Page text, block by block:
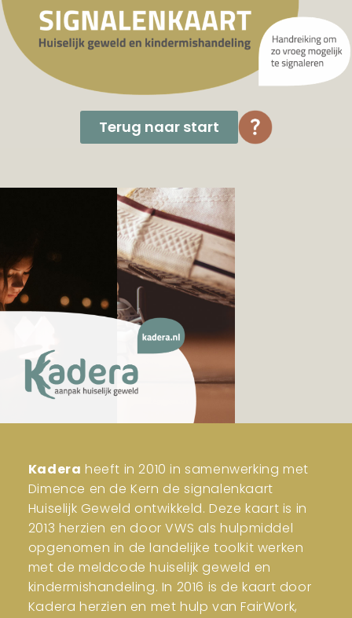
Terug naar start
Kadera heeft in 2010 in samenwerking met
Dimence en de Kern de signalenkaart
Huiselijk Geweld ontwikkeld. Deze kaart is in
2013 herzien en door VWS als hulpmiddel
opgenomen in de landelijke toolkit werken
met de meldcode huiselijk geweld en
kindermishandeling. In 2016 is de kaart door
Kadera herzien en met hulp van FairWork,